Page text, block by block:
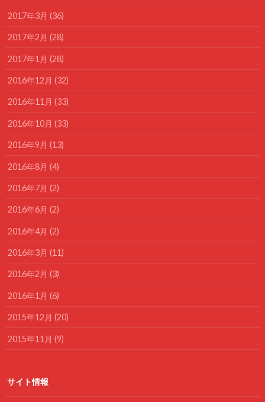
2017年3月 (36)
2017年2月 (28)
2017年1月 (28)
2016年12月 (32)
2016年11月 (33)
2016年10月 (33)
2016年9月 (13)
2016年8月 (4)
2016年7月 (2)
2016年6月 (2)
2016年4月 (2)
2016年3月 (11)
2016年2月 (3)
2016年1月 (6)
2015年12月 (20)
2015年11月 (9)
サイト情報